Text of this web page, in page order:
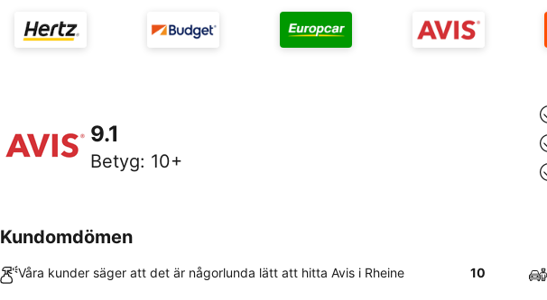
9.1
Betyg: 10+
Kundomdömen
Våra kunder säger att det är någorlunda lätt att hitta Avis i Rheine 10